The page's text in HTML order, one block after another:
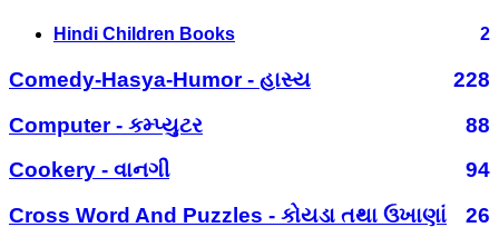
Hindi Children Books 2
Comedy-Hasya-Humor - હાસ્ય
228
Computer - કમ્પ્યુટર
88
Cookery - વાનગી
94
Cross Word And Puzzles - કોયડા તથા ઉખાણાં
26